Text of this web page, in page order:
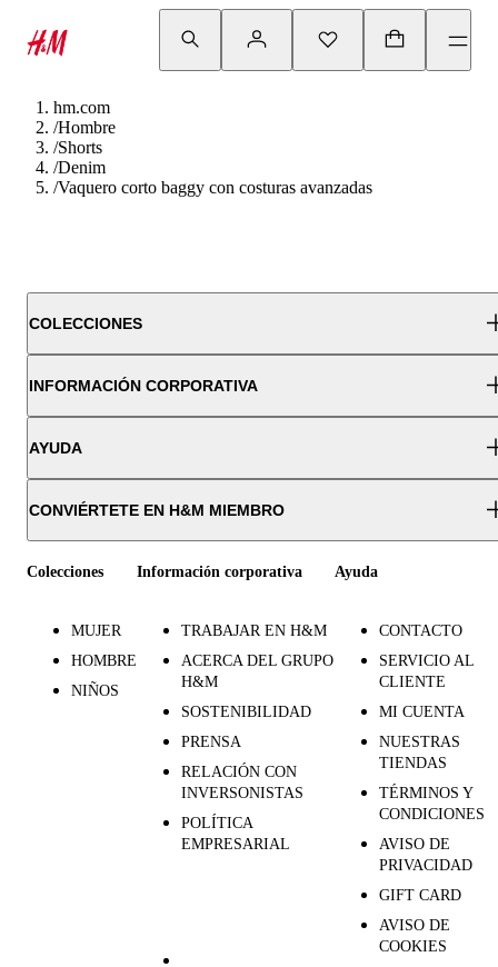
hm.com
/Hombre
/Shorts
/Denim
/Vaquero corto baggy con costuras avanzadas
COLECCIONES
INFORMACIÓN CORPORATIVA
AYUDA
CONVIÉRTETE EN H&M MIEMBRO
Colecciones
MUJER
HOMBRE
NIÑOS
Información corporativa
TRABAJAR EN H&M
ACERCA DEL GRUPO
H&M
SOSTENIBILIDAD
PRENSA
RELACIÓN CON
INVERSONISTAS
POLÍTICA
EMPRESARIAL
Ayuda
CONTACTO
SERVICIO AL
CLIENTE
MI CUENTA
NUESTRAS
TIENDAS
TÉRMINOS Y
CONDICIONES
AVISO DE
PRIVACIDAD
GIFT CARD
AVISO DE
COOKIES